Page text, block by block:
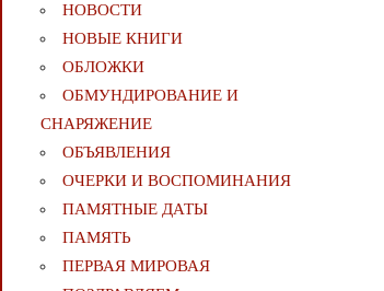
НОВОСТИ
НОВЫЕ КНИГИ
ОБЛОЖКИ
ОБМУНДИРОВАНИЕ И
СНАРЯЖЕНИЕ
ОБЪЯВЛЕНИЯ
ОЧЕРКИ И ВОСПОМИНАНИЯ
ПАМЯТНЫЕ ДАТЫ
ПАМЯТЬ
ПЕРВАЯ МИРОВАЯ